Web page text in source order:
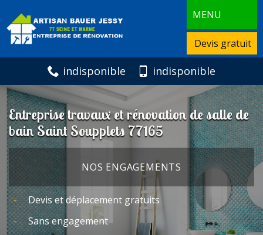
MENU
Devis gratuit
indisponible indisponible
Entreprise travaux et rénovation de salle de
bain Saint Soupplets 77165
NOS ENGAGEMENTS
Devis et déplacement gratuits
Sans engagement